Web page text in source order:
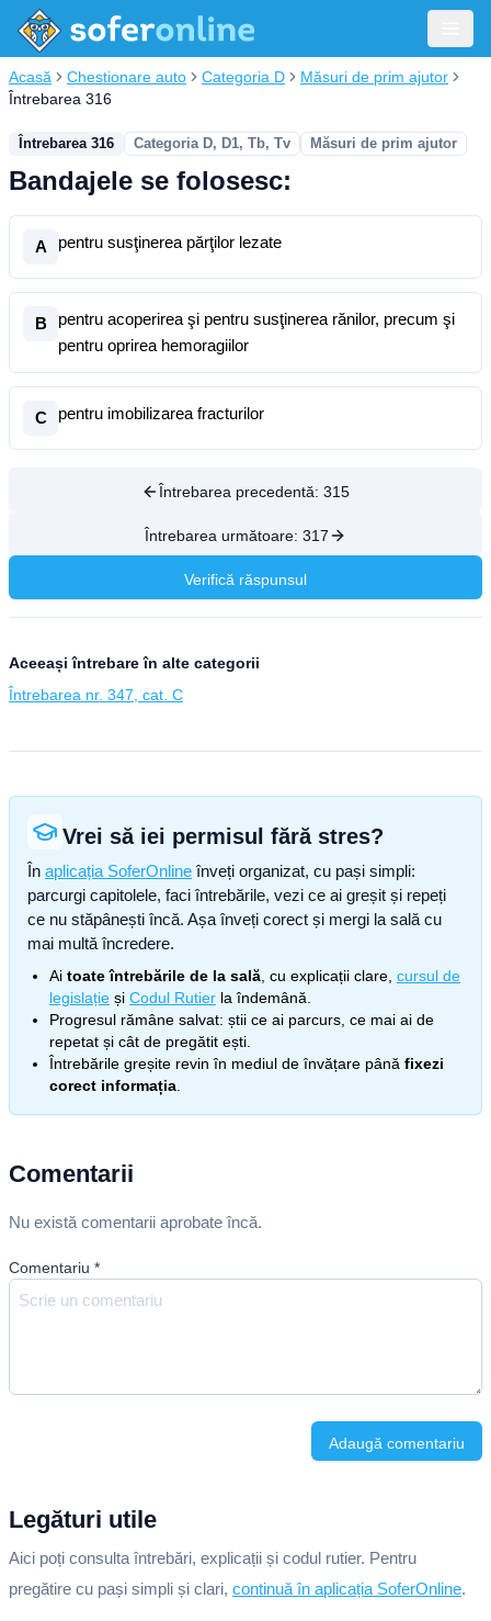
Acasă Chestionare auto Categoria D
Măsuri de prim ajutor
Întrebarea 316
Întrebarea 316 Categoria D, D1, Tb, Tv Măsuri de prim ajutor
Bandajele se folosesc:
A pentru susţinerea părţilor lezate
B
pentru acoperirea şi pentru susţinerea rănilor, precum şi
pentru oprirea hemoragiilor
C pentru imobilizarea fracturilor
Întrebarea precedentă: 315
Întrebarea următoare: 317
Verifică răspunsul
Aceeași întrebare în alte categorii
Întrebarea nr. 347, cat. C
Vrei să iei permisul fără stres?
În aplicația SoferOnline înveți organizat, cu pași simpli:
parcurgi capitolele, faci întrebările, vezi ce ai greșit și repeți
ce nu stăpânești încă. Așa înveți corect și mergi la sală cu
mai multă încredere.
Ai toate întrebările de la sală , cu explicații clare, cursul de
legislație și Codul Rutier la îndemână.
Progresul rămâne salvat: știi ce ai parcurs, ce mai ai de
repetat și cât de pregătit ești.
Întrebările greșite revin în mediul de învățare până fixezi
corect informația
Comentarii
Nu există comentarii aprobate încă.
Comentariu *
Adaugă comentariu
Legături utile
Aici poți consulta întrebări, explicații și codul rutier. Pentru
pregătire cu pași simpli și clari, continuă în aplicația SoferOnline.